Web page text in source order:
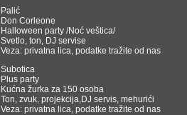
Palić
Don Corleone
Halloween party /Noć veštica/
Svetlo, ton, DJ servise
Veza: privatna lica, podatke tražite od nas
Subotica
Plus party
Kućna žurka za 150 osoba
Ton, zvuk, projekcija,DJ servis, mehurići
Veza: privatna lica, podatke tražite od nas